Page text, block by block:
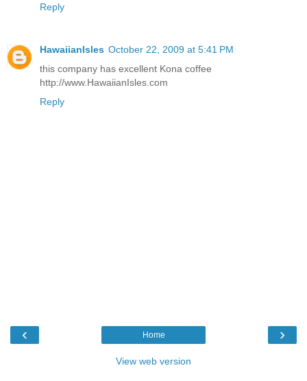
Reply
HawaiianIsles October 22, 2009 at 5:41 PM
this company has excellent Kona coffee
http://www.HawaiianIsles.com
Reply
‹ ›
Home
View web version